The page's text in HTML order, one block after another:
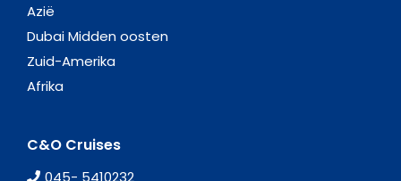
Azië
Dubai Midden oosten
Zuid-Amerika
Afrika
C&O Cruises
045- 5410232